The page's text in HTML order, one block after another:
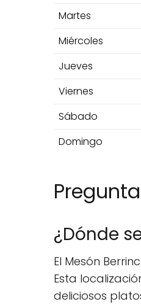
Martes
Miércoles
Jueves
Viernes
Sábado
Domingo
¿Dónde
El Mesón
Esta
deliciosos